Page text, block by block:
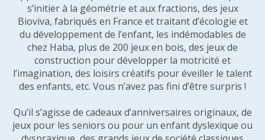
s’initier à la géométrie et aux fractions, des jeux
Bioviva, fabriqués en France et traitant d’écologie et
du développement de l’enfant, les indémodables de
chez Haba, plus de 200 jeux en bois, des jeux de
construction pour développer la motricité et
l’imagination, des loisirs créatifs pour éveiller le talent
des enfants, etc. Vous n’avez pas fini d’être surpris !
Qu’il s’agisse de cadeaux d’anniversaires originaux, de
jeux pour les seniors ou pour un enfant dyslexique ou